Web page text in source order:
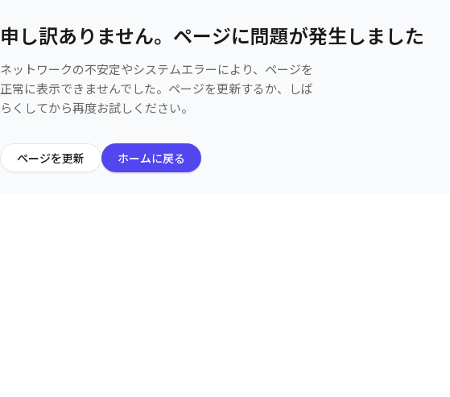
申し訳ありません。ページに問題が発生しました
ネットワークの不安定やシステムエラーにより、ページを
正常に表示できませんでした。ページを更新するか、しば
らくしてから再度お試しください。
ページを更新 ホームに戻る